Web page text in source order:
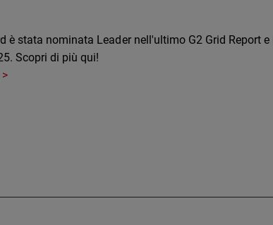
è stata nominata Leader nell'ultimo G2 Grid Report
Scopri di più qui!